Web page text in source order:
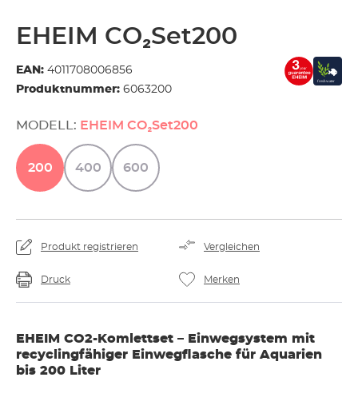
EHEIM CO₂Set200
EAN: 4011708006856
Produktnummer: 6063200
MODELL: EHEIM CO₂Set200
200 400 600
Produkt registrieren Vergleichen
Druck Merken
EHEIM CO2-Komlettset – Einwegsystem mit
recyclingfähiger Einwegflasche für Aquarien
bis 200 Liter